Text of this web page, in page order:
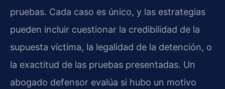
pruebas. Cada caso es único, y las estrategias
pueden incluir cuestionar la credibilidad de la
supuesta víctima, la legalidad de la detención, o
la exactitud de las pruebas presentadas. Un
abogado defensor evalúa si hubo un motivo